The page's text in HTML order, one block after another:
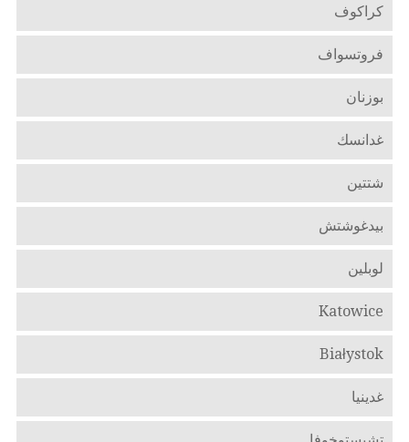
كراكوف
فروتسواف
بوزنان
غدانسك
شتتين
بيدغوشتش
لوبلين
Katowice
Białystok
غدينيا